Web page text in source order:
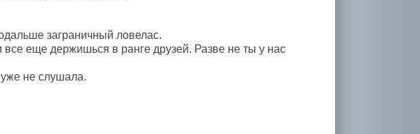
заграничный ловелас.
еще держишься в ранге друзей. Разве не ты у нас
не слушала.